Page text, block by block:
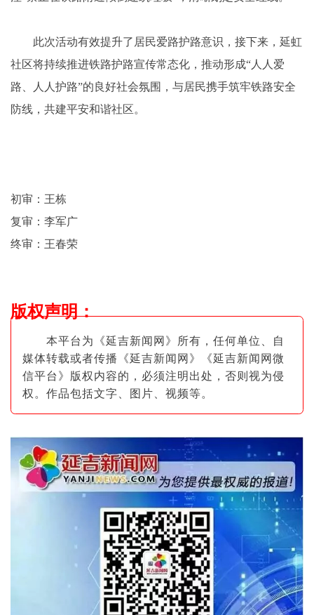
此次活动有效提升了居民爱路护路意识，接下来，延虹
社区将持续推进铁路护路宣传常态化，推动形成“人人爱
路、人人护路”的良好社会氛围，与居民携手筑牢铁路安全
防线，共建平安和谐社区。
初审：王栋
复审：李军广
终审：王春荣
版权声明：
本平台为《延吉新闻网》所有，任何单位、自
媒体转载或者传播《延吉新闻网》《延吉新闻网微
信平台》版权内容的，必须注明出处，否则视为侵
权。作品包括文字、图片 、视频等。